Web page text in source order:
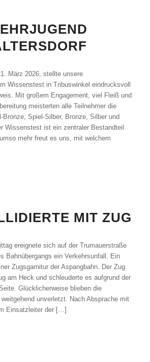
März 2026, stellte unsere
Wissenstest in Tribuswinkel eindrucksvoll
Mit großem Engagement, viel Fleiß und
meisterten alle Teilnehmer die
Bronze, Spiel-Silber, Bronze, Silber und
Wissenstest ist ein zentraler Bestandteil
mehr freut es uns, mit welchem
MIT ZUG
ereignete sich auf der Trumauerstraße
Bahnübergangs ein Verkehrsunfall. Ein
Zugsgarnitur der Aspangbahn. Der Zug
am Heck und schleuderte es aufgrund der
Glücklicherweise blieben die
unverletzt. Nach Absprache mit
Einsatzleiter der […]